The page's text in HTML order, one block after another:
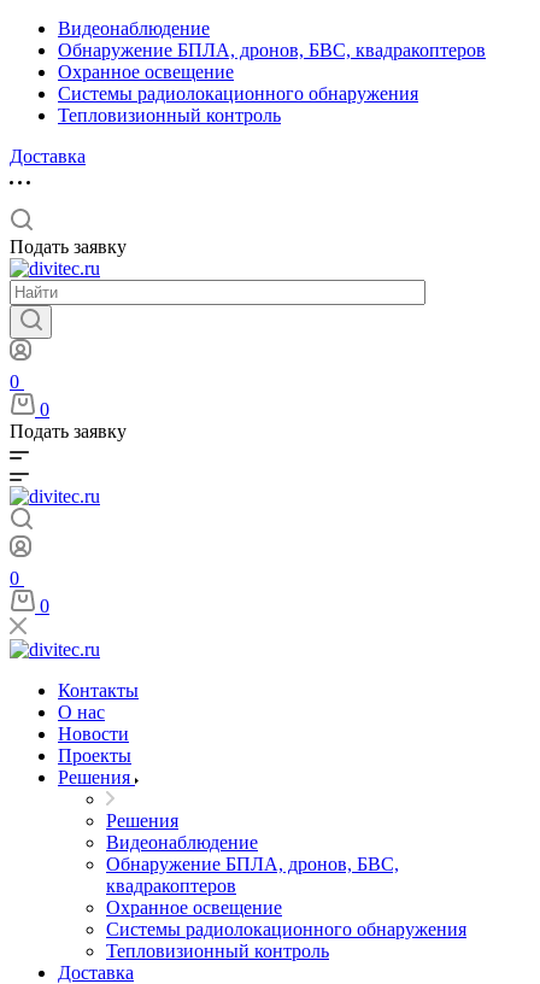
Видеонаблюдение
Обнаружение БПЛА, дронов, БВС, квадракоптеров
Охранное освещение
Системы радиолокационного обнаружения
Тепловизионный контроль
Доставка
Подать заявку
0
0
Подать заявку
0
0
Контакты
О нас
Новости
Проекты
Решения
Решения
Видеонаблюдение
Обнаружение БПЛА, дронов, БВС,
квадракоптеров
Охранное освещение
Системы радиолокационного обнаружения
Тепловизионный контроль
Доставка